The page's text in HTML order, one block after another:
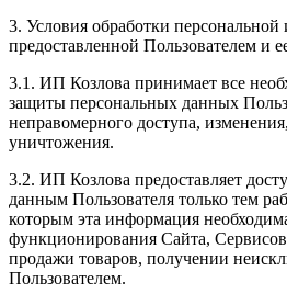
3. Условия обработки
предоставленной Пользователем и
3.1. ИП Козлова принимает все
защиты персональных данных
неправомерного доступа,
уничтожения.
3.2. ИП Козлова предоставляет
данным Пользователя только тем
которым эта информация
функционирования Сайта, Сервисов
продажи товаров, получении
Пользователем.